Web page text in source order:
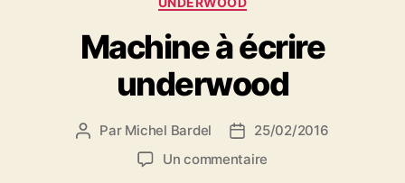
Machine à écrire
underwood
Auteur
Par Michel Bardel
Date
de
25/02/2016
Un commentaire